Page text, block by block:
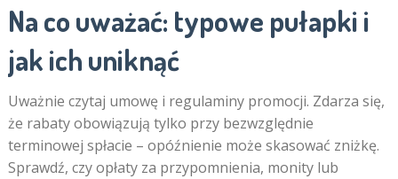
Na co uważać: typowe pułapki i
jak ich uniknąć
Uważnie czytaj umowę i regulaminy promocji. Zdarza się,
że rabaty obowiązują tylko przy bezwzględnie
terminowej spłacie – opóźnienie może skasować zniżkę.
Sprawdź, czy opłaty za przypomnienia, monity lub